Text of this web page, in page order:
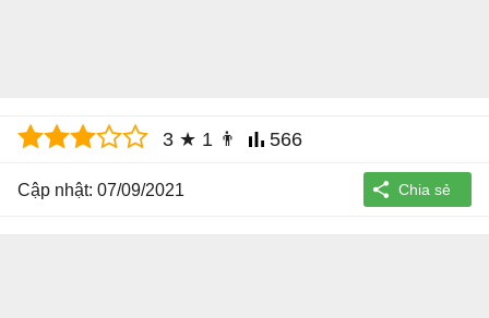
3 ★ 1 👨 566
Cập nhật: 07/09/2021